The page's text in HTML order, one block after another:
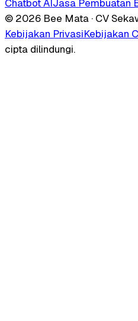
Chatbot AIJasa Pembuatan
© 2026 Bee Mata · CV
Kebijakan PrivasiKebijakan
cipta dilindungi.